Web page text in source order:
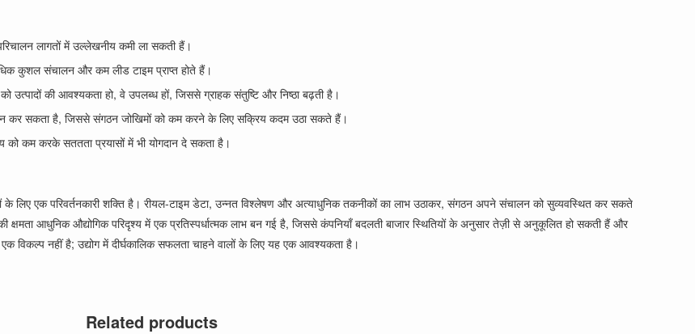
लागतों में उल्लेखनीय कमी ला सकती हैं।
कुशल संचालन और कम लीड टाइम प्राप्त होते हैं।
उत्पादों की आवश्यकता हो, वे उपलब्ध हों, जिससे ग्राहक संतुष्टि और निष्ठा बढ़ती है।
कर सकता है, जिससे संगठन जोखिमों को कम करने के लिए सक्रिय कदम उठा सकते हैं।
कम करके सततता प्रयासों में भी योगदान दे सकता है।
के लिए एक परिवर्तनकारी शक्ति है। रीयल-टाइम डेटा, उन्नत विश्लेषण और अत्याधुनिक तकनीकों का लाभ उठाकर, संगठन अपने संचालन को सुव्यवस्थित कर सकते
आधुनिक औद्योगिक परिदृश्य में एक प्रतिस्पर्धात्मक लाभ बन गई है, जिससे कंपनियाँ बदलती बाजार स्थितियों के अनुसार तेज़ी से अनुकूलित हो सकती हैं और
विकल्प नहीं है; उद्योग में दीर्घकालिक सफलता चाहने वालों के लिए यह एक आवश्यकता है।
Related products